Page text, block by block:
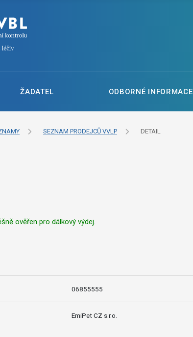
ŽADATEL ODBORNÉ INFORMACE
SEZNAM PRODEJCŮ VVLP DETAIL
ověřen pro dálkový výdej.
06855555
EmiPet CZ s.r.o.